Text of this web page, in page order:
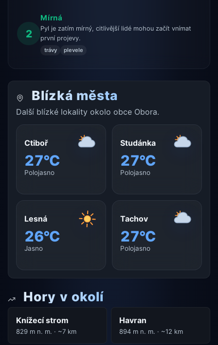
2
Mírná
Pyl je zatím mírný, citlivější lidé mohou začít vnímat
první projevy.
trávy plevele
Blízká města
Další blízké lokality okolo obce Obora.
Ctiboř
27°C
Polojasno
Studánka
27°C
Polojasno
Lesná
26°C
Jasno
Tachov
27°C
Polojasno
Hory v okolí
Knížecí strom
829 m n. m. · ~7 km
Havran
894 m n. m. · ~12 km